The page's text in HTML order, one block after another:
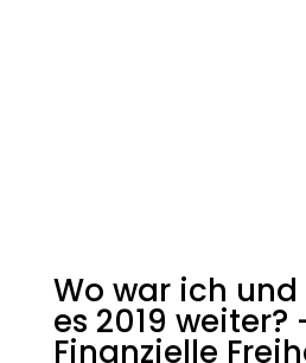
Wo war ich
es 2019 weiter?
Finanzielle